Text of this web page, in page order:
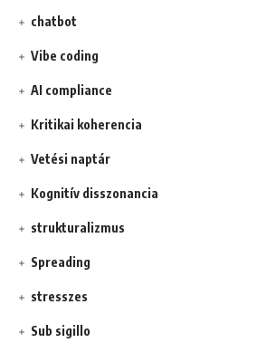
chatbot
Vibe coding
AI compliance
Kritikai koherencia
Vetési naptár
Kognitív disszonancia
strukturalizmus
Spreading
stresszes
Sub sigillo